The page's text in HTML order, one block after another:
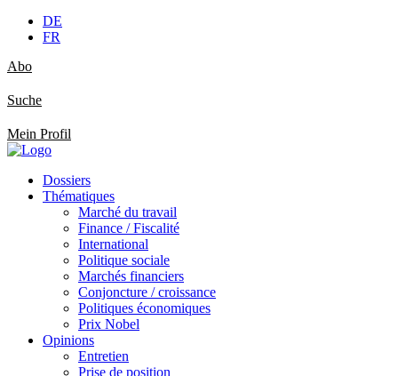
DE
FR
Abo
Suche
Mein Profil
Dossiers
Thématiques
Marché du travail
Finance / Fiscalité
International
Politique sociale
Marchés financiers
Conjoncture / croissance
Politiques économiques
Prix Nobel
Opinions
Entretien
Prise de position